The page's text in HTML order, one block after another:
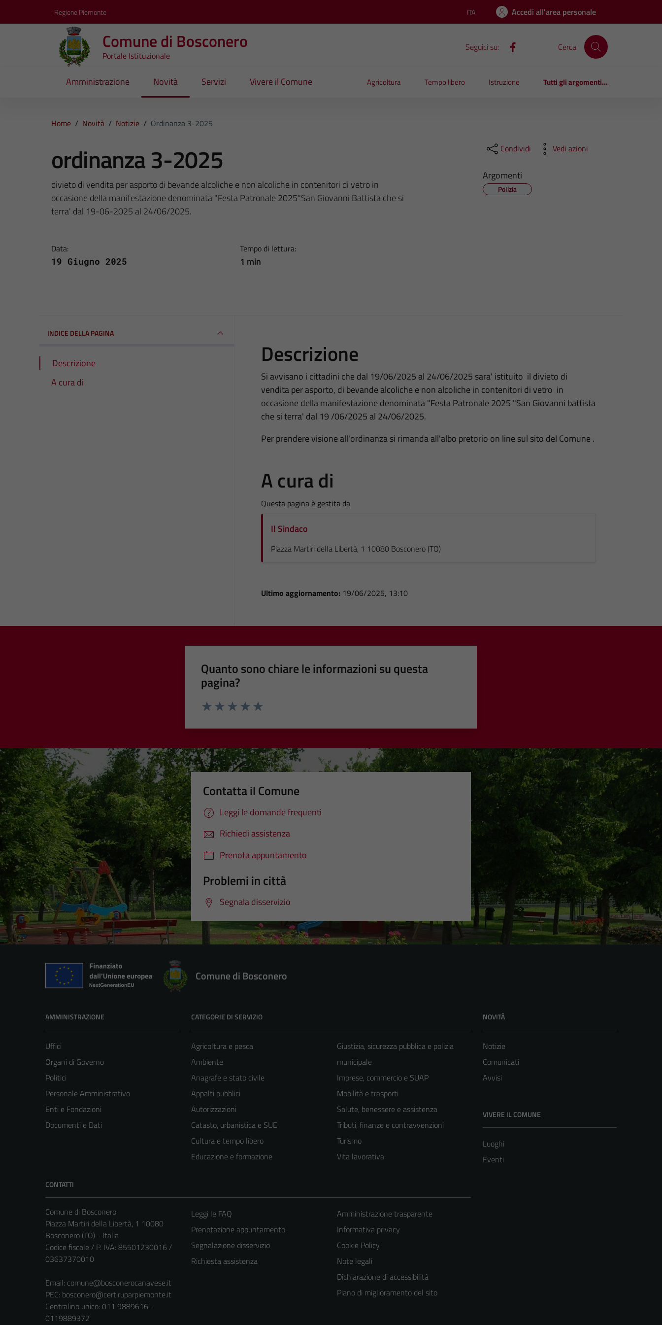
Regione Piemonte Lingua attiva:
ITA Accedi all'area personale
Comune di Bosconero
Portale Istituzionale
Seguici su: Cerca
Amministrazione Novità Servizi Vivere il Comune Agricoltura Tempo libero Istruzione Tutti gli argomenti...
Home / Novità / Notizie / Ordinanza 3-2025
ordinanza 3-2025
divieto di vendita per asporto di bevande alcoliche e non alcoliche in contenitori di vetro in
occasione della manifestazione denominata "Festa Patronale 2025"San Giovanni Battista che si
terra' dal 19-06-2025 al 24/06/2025.
Data:
19 Giugno 2025
Tempo di lettura:
1 min
Condividi Vedi azioni
Argomenti
Polizia
INDICE DELLA PAGINA
Descrizione
A cura di
Descrizione
Si avvisano i cittadini che dal 19/06/2025 al 24/06/2025 sara' istituito il divieto di
vendita per asporto, di bevande alcoliche e non alcoliche in contenitori di vetro in
occasione della manifestazione denominata "Festa Patronale 2025 "San Giovanni battista
che si terra' dal 19 /06/2025 al 24/06/2025.
Per prendere visione all'ordinanza si rimanda all'albo pretorio on line sul sito del Comune .
A cura di
Questa pagina è gestita da
Il Sindaco
Piazza Martiri della Libertà, 1 10080 Bosconero (TO)
Ultimo aggiornamento: 19/06/2025, 13:10
Quanto sono chiare le informazioni su questa
pagina?
Contatta il Comune
Leggi le domande frequenti
Richiedi assistenza
Prenota appuntamento
Problemi in città
Segnala disservizio
Comune di Bosconero
AMMINISTRAZIONE
Uffici
Organi di Governo
Politici
Personale Amministrativo
Enti e Fondazioni
Documenti e Dati
CATEGORIE DI SERVIZIO
Agricoltura e pesca
Ambiente
Anagrafe e stato civile
Appalti pubblici
Autorizzazioni
Catasto, urbanistica e SUE
Cultura e tempo libero
Educazione e formazione
Giustizia, sicurezza pubblica e polizia
municipale
Imprese, commercio e SUAP
Mobilità e trasporti
Salute, benessere e assistenza
Tributi, finanze e contravvenzioni
Turismo
Vita lavorativa
NOVITÀ
Notizie
Comunicati
Avvisi
VIVERE IL COMUNE
Luoghi
Eventi
CONTATTI
Comune di Bosconero
Piazza Martiri della Libertà, 1 10080
Bosconero (TO) - Italia
Codice fiscale / P. IVA: 85501230016 /
03637370010
Email: comune@bosconerocanavese.it
PEC: bosconero@cert.ruparpiemonte.it
Centralino unico: 011 9889616 -
0119889372
Leggi le FAQ
Prenotazione appuntamento
Segnalazione disservizio
Richiesta assistenza
Amministrazione trasparente
Informativa privacy
Cookie Policy
Note legali
Dichiarazione di accessibilità
Piano di miglioramento del sito